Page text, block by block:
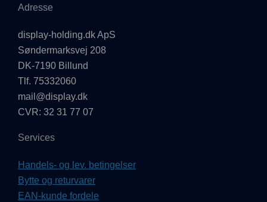
Adresse
display-holding.dk ApS
Søndermarksvej 208
DK-7190 Billund
Tlf. 75332060
mail@display.dk
CVR: 32 31 77 07
Services
Handels- og lev. betingelser
Bytte og returvarer
EAN-kunde fordele